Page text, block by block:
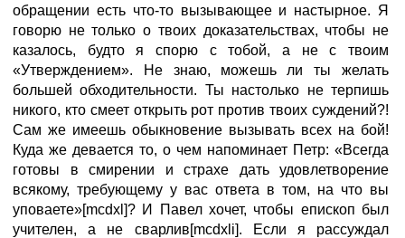
обращении есть что-то вызывающее и настырное. Я
говорю не только о твоих доказательствах, чтобы не
казалось, будто я спорю с тобой, а не с твоим
«Утверждением». Не знаю, можешь ли ты желать
большей обходительности. Ты настолько не терпишь
никого, кто смеет открыть рот против твоих суждений?!
Сам же имеешь обыкновение вызывать всех на бой!
Куда же девается то, о чем напоминает Петр: «Всегда
готовы в смирении и страхе дать удовлетворение
всякому, требующему у вас ответа в том, на что вы
уповаете»[mcdxl]? И Павел хочет, чтобы епископ был
учителен, а не сварлив[mcdxli]. Если я рассуждал